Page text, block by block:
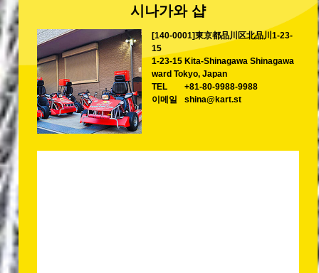
시나가와 샵
[140-0001]東京都品川区北品川1-23-
15
1-23-15 Kita-Shinagawa Shinagawa
ward Tokyo, Japan
TEL
+81-80-9988-9988
이메일
shina@kart.st